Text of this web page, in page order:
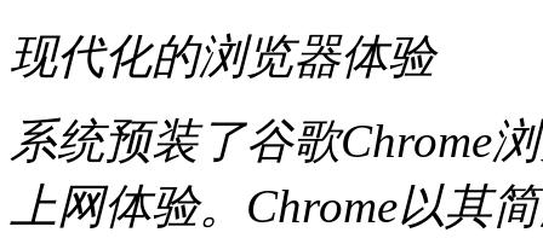
现代化的浏览器体验
系统预装了谷歌Chrome
上网体验。Chrome以其